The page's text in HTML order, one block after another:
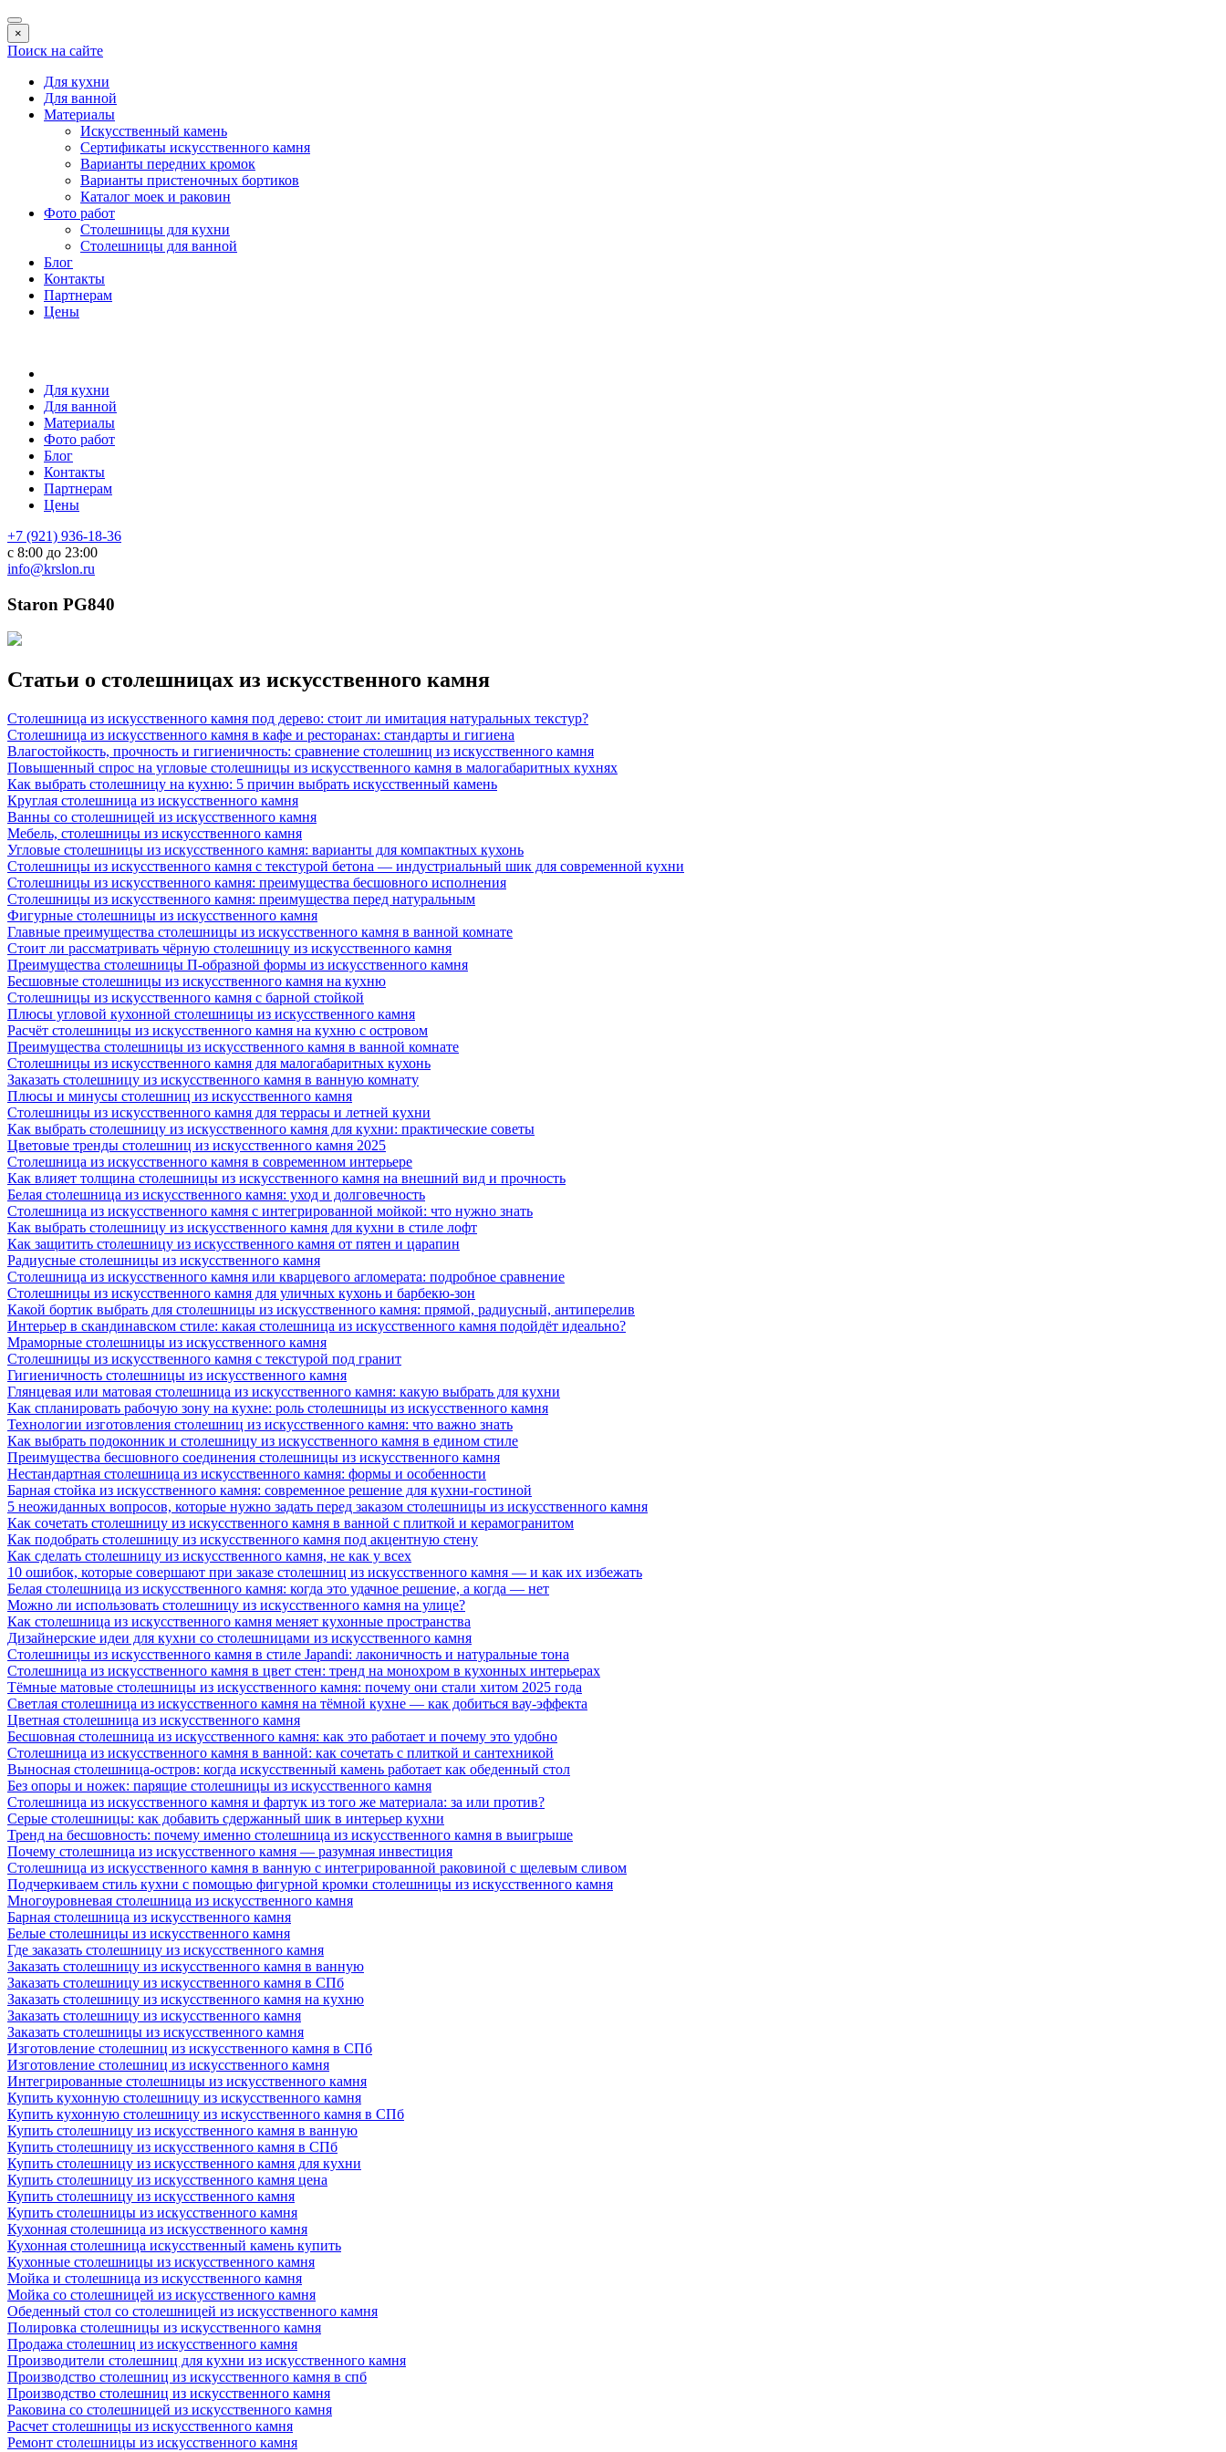
×
Поиск на сайте
Для кухни
Для ванной
Материалы
Искусственный камень
Сертификаты искусственного камня
Варианты передних кромок
Варианты пристеночных бортиков
Каталог моек и раковин
Фото работ
Столешницы для кухни
Столешницы для ванной
Блог
Контакты
Партнерам
Цены
Для кухни
Для ванной
Материалы
Фото работ
Блог
Контакты
Партнерам
Цены
+7 (921) 936-18-36
с 8:00 до 23:00
info@krslon.ru
Staron PG840
Статьи о столешницах из искусственного камня
Столешница из искусственного камня под дерево: стоит ли имитация натуральных текстур?
Столешница из искусственного камня в кафе и ресторанах: стандарты и гигиена
Влагостойкость, прочность и гигиеничность: сравнение столешниц из искусственного камня
Повышенный спрос на угловые столешницы из искусственного камня в малогабаритных кухнях
Как выбрать столешницу на кухню: 5 причин выбрать искусственный камень
Круглая столешница из искусственного камня
Ванны со столешницей из искусственного камня
Мебель, столешницы из искусственного камня
Угловые столешницы из искусственного камня: варианты для компактных кухонь
Столешницы из искусственного камня с текстурой бетона — индустриальный шик для современной кухни
Столешницы из искусственного камня: преимущества бесшовного исполнения
Столешницы из искусственного камня: преимущества перед натуральным
Фигурные столешницы из искусственного камня
Главные преимущества столешницы из искусственного камня в ванной комнате
Стоит ли рассматривать чёрную столешницу из искусственного камня
Преимущества столешницы П-образной формы из искусственного камня
Бесшовные столешницы из искусственного камня на кухню
Столешницы из искусственного камня с барной стойкой
Плюсы угловой кухонной столешницы из искусственного камня
Расчёт столешницы из искусственного камня на кухню с островом
Преимущества столешницы из искусственного камня в ванной комнате
Столешницы из искусственного камня для малогабаритных кухонь
Заказать столешницу из искусственного камня в ванную комнату
Плюсы и минусы столешниц из искусственного камня
Столешницы из искусственного камня для террасы и летней кухни
Как выбрать столешницу из искусственного камня для кухни: практические советы
Цветовые тренды столешниц из искусственного камня 2025
Столешница из искусственного камня в современном интерьере
Как влияет толщина столешницы из искусственного камня на внешний вид и прочность
Белая столешница из искусственного камня: уход и долговечность
Столешница из искусственного камня с интегрированной мойкой: что нужно знать
Как выбрать столешницу из искусственного камня для кухни в стиле лофт
Как защитить столешницу из искусственного камня от пятен и царапин
Радиусные столешницы из искусственного камня
Столешница из искусственного камня или кварцевого агломерата: подробное сравнение
Столешницы из искусственного камня для уличных кухонь и барбекю-зон
Какой бортик выбрать для столешницы из искусственного камня: прямой, радиусный, антиперелив
Интерьер в скандинавском стиле: какая столешница из искусственного камня подойдёт идеально?
Мраморные столешницы из искусственного камня
Столешницы из искусственного камня с текстурой под гранит
Гигиеничность столешницы из искусственного камня
Глянцевая или матовая столешница из искусственного камня: какую выбрать для кухни
Как спланировать рабочую зону на кухне: роль столешницы из искусственного камня
Технологии изготовления столешниц из искусственного камня: что важно знать
Как выбрать подоконник и столешницу из искусственного камня в едином стиле
Преимущества бесшовного соединения столешницы из искусственного камня
Нестандартная столешница из искусственного камня: формы и особенности
Барная стойка из искусственного камня: современное решение для кухни-гостиной
5 неожиданных вопросов, которые нужно задать перед заказом столешницы из искусственного камня
Как сочетать столешницу из искусственного камня в ванной с плиткой и керамогранитом
Как подобрать столешницу из искусственного камня под акцентную стену
Как сделать столешницу из искусственного камня, не как у всех
10 ошибок, которые совершают при заказе столешниц из искусственного камня — и как их избежать
Белая столешница из искусственного камня: когда это удачное решение, а когда — нет
Можно ли использовать столешницу из искусственного камня на улице?
Как столешница из искусственного камня меняет кухонные пространства
Дизайнерские идеи для кухни со столешницами из искусственного камня
Столешницы из искусственного камня в стиле Japandi: лаконичность и натуральные тона
Столешница из искусственного камня в цвет стен: тренд на монохром в кухонных интерьерах
Тёмные матовые столешницы из искусственного камня: почему они стали хитом 2025 года
Светлая столешница из искусственного камня на тёмной кухне — как добиться вау-эффекта
Цветная столешница из искусственного камня
Бесшовная столешница из искусственного камня: как это работает и почему это удобно
Столешница из искусственного камня в ванной: как сочетать с плиткой и сантехникой
Выносная столешница-остров: когда искусственный камень работает как обеденный стол
Без опоры и ножек: парящие столешницы из искусственного камня
Столешница из искусственного камня и фартук из того же материала: за или против?
Серые столешницы: как добавить сдержанный шик в интерьер кухни
Тренд на бесшовность: почему именно столешница из искусственного камня в выигрыше
Почему столешница из искусственного камня — разумная инвестиция
Столешница из искусственного камня в ванную с интегрированной раковиной с щелевым сливом
Подчеркиваем стиль кухни с помощью фигурной кромки столешницы из искусственного камня
Многоуровневая столешница из искусственного камня
Барная столешница из искусственного камня
Белые столешницы из искусственного камня
Где заказать столешницу из искусственного камня
Заказать столешницу из искусственного камня в ванную
Заказать столешницу из искусственного камня в СПб
Заказать столешницу из искусственного камня на кухню
Заказать столешницу из искусственного камня
Заказать столешницы из искусственного камня
Изготовление столешниц из искусственного камня в СПб
Изготовление столешниц из искусственного камня
Интегрированные столешницы из искусственного камня
Купить кухонную столешницу из искусственного камня
Купить кухонную столешницу из искусственного камня в СПб
Купить столешницу из искусственного камня в ванную
Купить столешницу из искусственного камня в СПб
Купить столешницу из искусственного камня для кухни
Купить столешницу из искусственного камня цена
Купить столешницу из искусственного камня
Купить столешницы из искусственного камня
Кухонная столешница из искусственного камня
Кухонная столешница искусственный камень купить
Кухонные столешницы из искусственного камня
Мойка и столешница из искусственного камня
Мойка со столешницей из искусственного камня
Обеденный стол со столешницей из искусственного камня
Полировка столешницы из искусственного камня
Продажа столешниц из искусственного камня
Производители столешниц для кухни из искусственного камня
Производство столешниц из искусственного камня в спб
Производство столешниц из искусственного камня
Раковина со столешницей из искусственного камня
Расчет столешницы из искусственного камня
Ремонт столешницы из искусственного камня